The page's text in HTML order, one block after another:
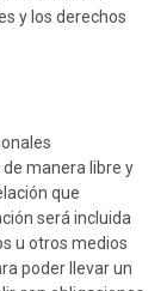
y los derechos
manera libre y
que
será incluida
u otros medios
poder llevar un